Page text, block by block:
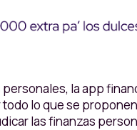
la app
lo que se
las finanzas